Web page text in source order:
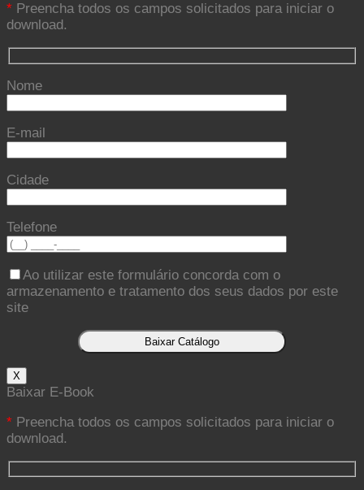
* Preencha todos os campos solicitados para iniciar o
download.
Nome
E-mail
Cidade
Telefone
Ao utilizar este formulário concorda com o
armazenamento e tratamento dos seus dados por este
site
X
Baixar E-Book
* Preencha todos os campos solicitados para iniciar o
download.